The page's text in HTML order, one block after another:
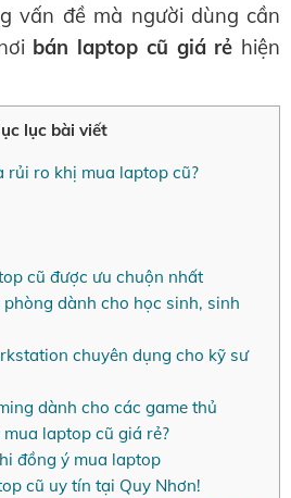
vấn đề mà người dùng cần
bán laptop cũ giá rẻ hiện
lục bài viết
rủi ro khị mua laptop cũ?
cũ được ưu chuộn nhất
dành cho học sinh, sinh
chuyên dụng cho kỹ sư
dành cho các game thủ
laptop cũ giá rẻ?
đồng ý mua laptop
cũ uy tín tại Quy Nhơn!